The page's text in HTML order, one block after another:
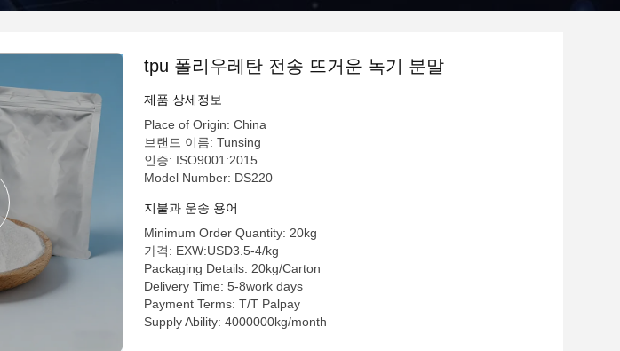
tpu 폴리우레탄 전송 뜨거운 녹기 분말
제품 상세정보
Place of Origin: China
브랜드 이름: Tunsing
인증: ISO9001:2015
Model Number: DS220
지불과 운송 용어
Minimum Order Quantity: 20kg
가격: EXW:USD3.5-4/kg
Packaging Details: 20kg/Carton
Delivery Time: 5-8work days
Payment Terms: T/T Palpay
Supply Ability: 4000000kg/month